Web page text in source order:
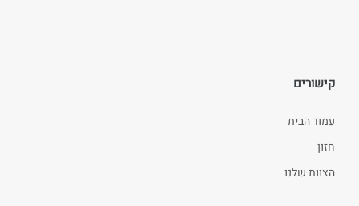
קישורים
עמוד הבית
חזון
הצוות שלנו